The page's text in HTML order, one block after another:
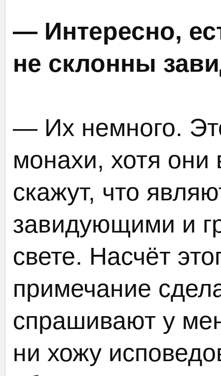
— Интересно,
не склонны
— Их немного.
монахи, хотя они
скажут, что
завидующими и
свете. Насчёт
примечание
спрашивают у
ни хожу